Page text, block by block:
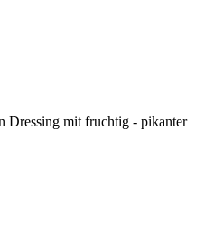
Dressing mit fruchtig - pikanter